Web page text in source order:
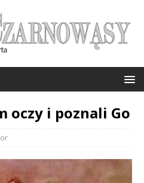
oczy i poznali Go